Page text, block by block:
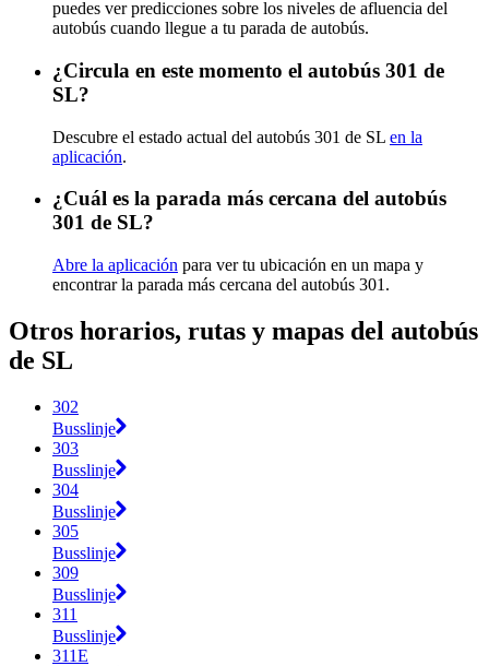
puedes ver predicciones sobre los niveles de afluencia del
autobús cuando llegue a tu parada de autobús.
¿Circula en este momento el autobús 301 de
SL?
Descubre el estado actual del autobús 301 de SL en la
aplicación.
¿Cuál es la parada más cercana del autobús
301 de SL?
Abre la aplicación para ver tu ubicación en un mapa y
encontrar la parada más cercana del autobús 301.
Otros horarios, rutas y mapas del autobús
de SL
302
Busslinje
303
Busslinje
304
Busslinje
305
Busslinje
309
Busslinje
311
Busslinje
311E